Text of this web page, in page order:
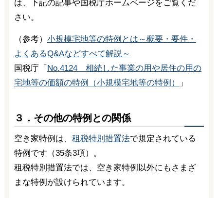
は、下記の記事や国税庁ホームページをご覧くだ
さい。
（参考） 小規模宅地等の特例とは～概要・要件・
よくあるQ&Aなどすべて解説～
国税庁「 No.4124 相続した事業の用や居住の用の
宅地等の価額の特例（小規模宅地等の特例）
」
３．その他の特例との関係
空き家特例は、 租税特別措置法で規定されている
特例です（35条3項）。
租税特別措置法では、空き家特例以外にもさまざ
まな特例が設けられています。